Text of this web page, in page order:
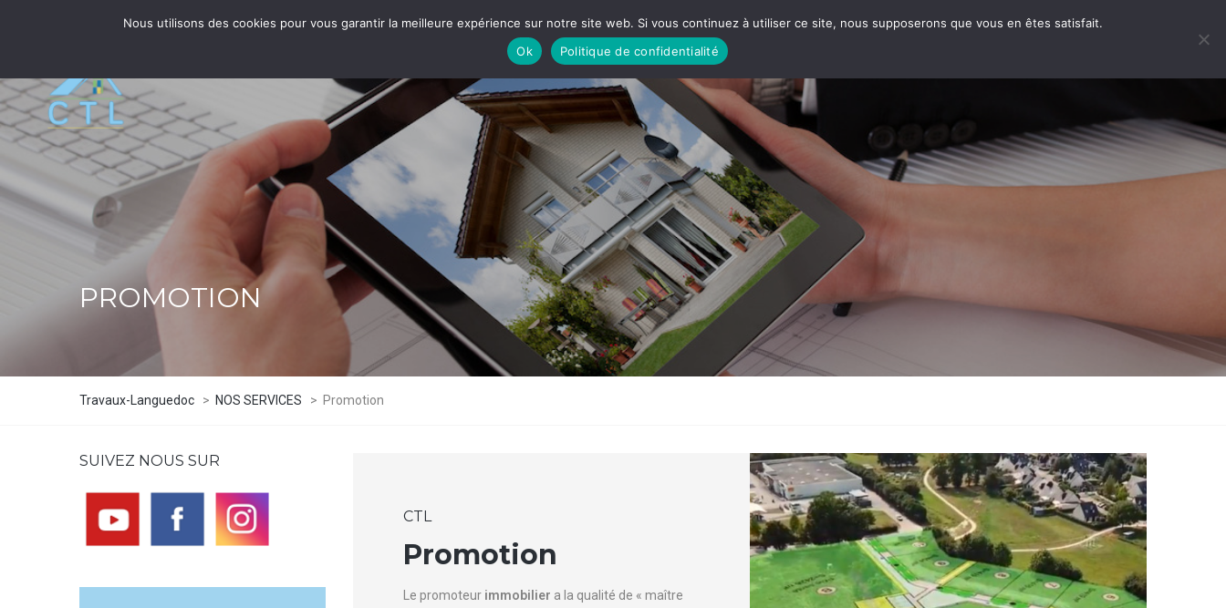
NOS RÉALISATIONS NOS VIDEOS
PROMOTION
Travaux-Languedoc > NOS SERVICES > Promotion
SUIVEZ NOUS SUR
CTL
Promotion
Le promoteur immobilier a la qualité de « maître
Nous utilisons des cookies pour vous garantir la meilleure expérience sur notre site web. Si vous continuez à utiliser ce site, nous supposerons que vous en êtes satisfait.
Ok
Politique de confidentialité